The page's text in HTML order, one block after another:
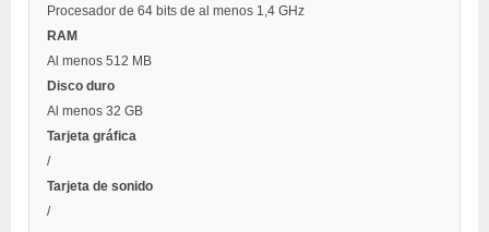
Procesador de 64 bits de al menos 1,4 GHz
RAM
Al menos 512 MB
Disco duro
Al menos 32 GB
Tarjeta gráfica
/
Tarjeta de sonido
/